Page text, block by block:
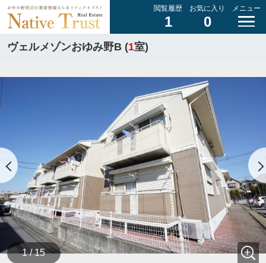
閲覧履歴
1
お気に入り
0
メニュー
ヴェルメゾンおゆみ野B (1室)
1 / 15